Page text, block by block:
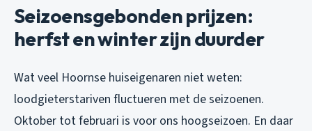
Seizoensgebonden prijzen:
herfst en winter zijn duurder
Wat veel Hoornse huiseigenaren niet weten:
loodgieterstariven fluctueren met de seizoenen.
Oktober tot februari is voor ons hoogseizoen. En daar